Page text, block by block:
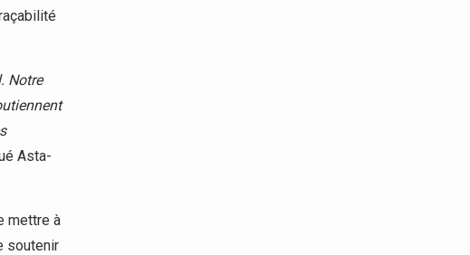
Notre
Asta-
mettre à
soutenir